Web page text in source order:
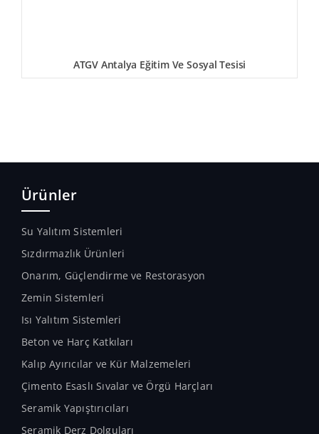
ATGV Antalya Eğitim Ve Sosyal Tesisi
Ürünler
Su Yalıtım Sistemleri
Sızdırmazlık Ürünleri
Onarım, Güçlendirme ve Restorasyon
Zemin Sistemleri
Isı Yalıtım Sistemleri
Beton ve Harç Katkıları
Kalıp Ayırıcılar ve Kür Malzemeleri
Çimento Esaslı Sıvalar ve Örgü Harçları
Seramik Yapıştırıcıları
Seramik Derz Dolguları